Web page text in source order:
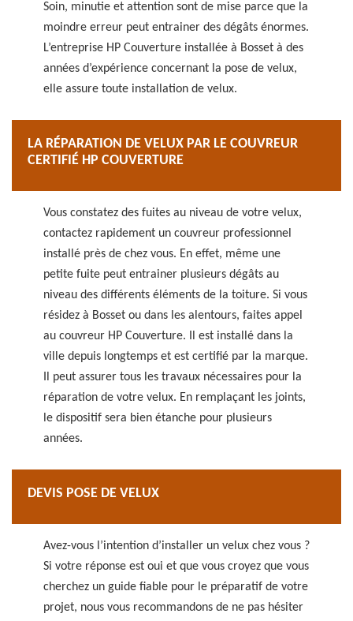
Soin, minutie et attention sont de mise parce que la
moindre erreur peut entrainer des dégâts énormes.
L’entreprise HP Couverture installée à Bosset à des
années d’expérience concernant la pose de velux,
elle assure toute installation de velux.
LA RÉPARATION DE VELUX PAR LE COUVREUR
CERTIFIÉ HP COUVERTURE
Vous constatez des fuites au niveau de votre velux,
contactez rapidement un couvreur professionnel
installé près de chez vous. En effet, même une
petite fuite peut entrainer plusieurs dégâts au
niveau des différents éléments de la toiture. Si vous
résidez à Bosset ou dans les alentours, faites appel
au couvreur HP Couverture. Il est installé dans la
ville depuis longtemps et est certifié par la marque.
Il peut assurer tous les travaux nécessaires pour la
réparation de votre velux. En remplaçant les joints,
le dispositif sera bien étanche pour plusieurs
années.
DEVIS POSE DE VELUX
Avez-vous l’intention d’installer un velux chez vous ?
Si votre réponse est oui et que vous croyez que vous
cherchez un guide fiable pour le préparatif de votre
projet, nous vous recommandons de ne pas hésiter